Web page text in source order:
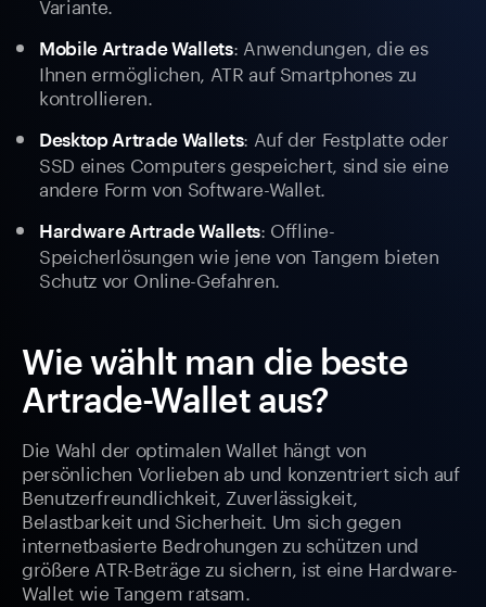
Mobile Artrade Wallets: Anwendungen, die es
Ihnen ermöglichen, ATR auf Smartphones zu
kontrollieren.
Desktop Artrade Wallets: Auf der Festplatte oder
SSD eines Computers gespeichert, sind sie eine
andere Form von Software-Wallet.
Hardware Artrade Wallets: Offline-
Speicherlösungen wie jene von Tangem bieten
Schutz vor Online-Gefahren.
Wie wählt man die beste
Artrade-Wallet aus?
Die Wahl der optimalen Wallet hängt von
persönlichen Vorlieben ab und konzentriert sich auf
Benutzerfreundlichkeit, Zuverlässigkeit,
Belastbarkeit und Sicherheit. Um sich gegen
internetbasierte Bedrohungen zu schützen und
größere ATR-Beträge zu sichern, ist eine Hardware-
Wallet wie Tangem ratsam.